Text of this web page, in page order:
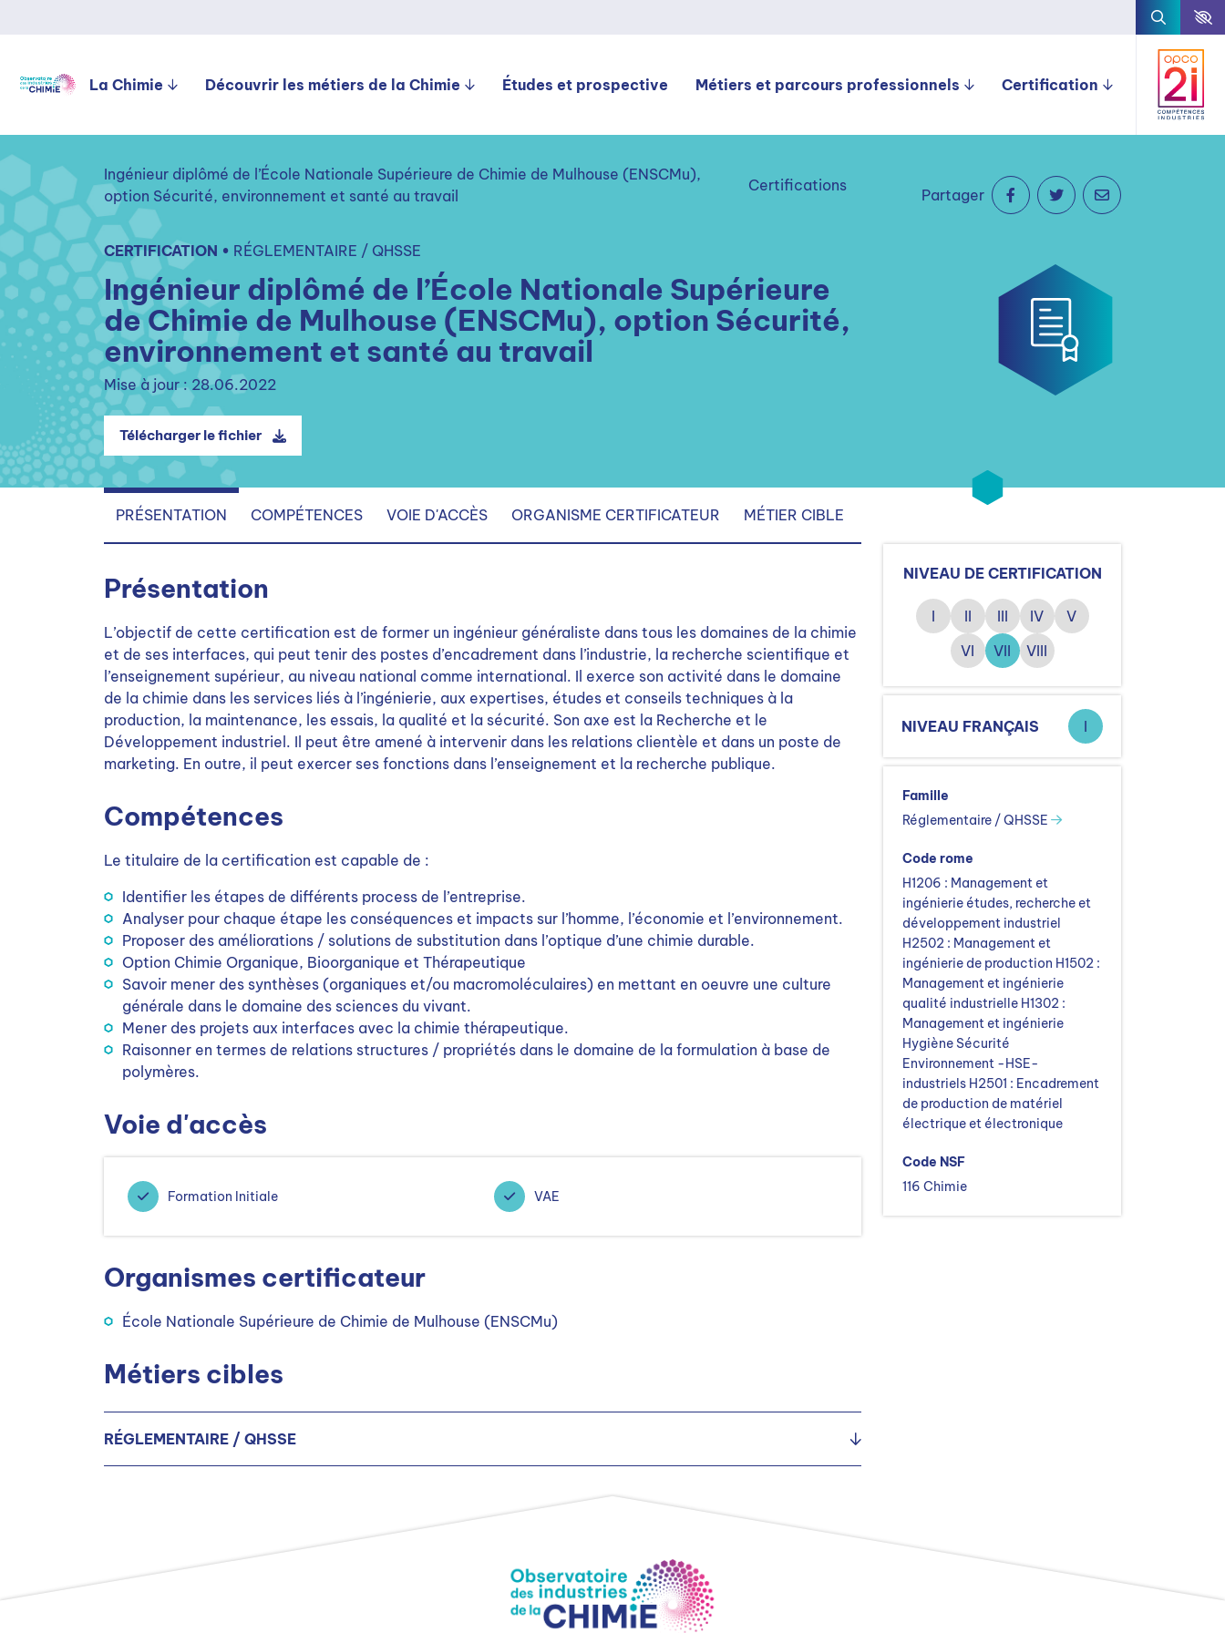
La Chimie Découvrir les métiers de la Chimie Études et prospective Métiers et parcours professionnels Certification
Ingénieur diplômé de l’École Nationale Supérieure de Chimie de Mulhouse (ENSCMu),
option Sécurité, environnement et santé au travail
Certifications
CERTIFICATION • RÉGLEMENTAIRE / QHSSE
Ingénieur diplômé de l’École Nationale Supérieure
de Chimie de Mulhouse (ENSCMu), option Sécurité,
environnement et santé au travail
Mise à jour : 28.06.2022
Télécharger le fichier
Partager
PRÉSENTATION COMPÉTENCES VOIE D'ACCÈS ORGANISME CERTIFICATEUR MÉTIER CIBLE
Présentation
L’objectif de cette certification est de former un ingénieur généraliste dans tous les domaines de la chimie
et de ses interfaces, qui peut tenir des postes d’encadrement dans l’industrie, la recherche scientifique et
l’enseignement supérieur, au niveau national comme international. Il exerce son activité dans le domaine
de la chimie dans les services liés à l’ingénierie, aux expertises, études et conseils techniques à la
production, la maintenance, les essais, la qualité et la sécurité. Son axe est la Recherche et le
Développement industriel. Il peut être amené à intervenir dans les relations clientèle et dans un poste de
marketing. En outre, il peut exercer ses fonctions dans l’enseignement et la recherche publique.
Compétences
Le titulaire de la certification est capable de :
Identifier les étapes de différents process de l’entreprise.
Analyser pour chaque étape les conséquences et impacts sur l’homme, l’économie et l’environnement.
Proposer des améliorations / solutions de substitution dans l’optique d’une chimie durable.
Option Chimie Organique, Bioorganique et Thérapeutique
Savoir mener des synthèses (organiques et/ou macromoléculaires) en mettant en oeuvre une culture
générale dans le domaine des sciences du vivant.
Mener des projets aux interfaces avec la chimie thérapeutique.
Raisonner en termes de relations structures / propriétés dans le domaine de la formulation à base de
polymères.
Voie d'accès
Formation Initiale VAE
Organismes certificateur
École Nationale Supérieure de Chimie de Mulhouse (ENSCMu)
Métiers cibles
RÉGLEMENTAIRE / QHSSE
Responsable sécurité / sûreté industrielle H/F
Responsable Hygiène-Sécurité-Environnement (HSE) H/F
NIVEAU DE CERTIFICATION
I II III IV
V
VI
VII VIII
NIVEAU FRANÇAIS I
Famille
Réglementaire / QHSSE
Code rome
H1206 : Management et
ingénierie études, recherche et
développement industriel
H2502 : Management et
ingénierie de production H1502 :
Management et ingénierie
qualité industrielle H1302 :
Management et ingénierie
Hygiène Sécurité
Environnement -HSE-
industriels H2501 : Encadrement
de production de matériel
électrique et électronique
Code NSF
116 Chimie